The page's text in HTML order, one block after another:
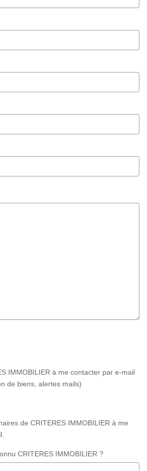
IMMOBILIER à me contacter par e-mail
de biens, alertes mails)
de CRITERES IMMOBILIER à me
CRITERES IMMOBILIER ?